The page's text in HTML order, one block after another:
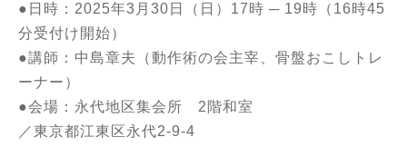
●日時：2025年3月30日（日）17時 ─ 19時（16時45
分受付け開始）
●講師：中島章夫（動作術の会主宰、骨盤おこしトレ
ーナー）
●会場：永代地区集会所 2階和室
／東京都江東区永代2-9-4